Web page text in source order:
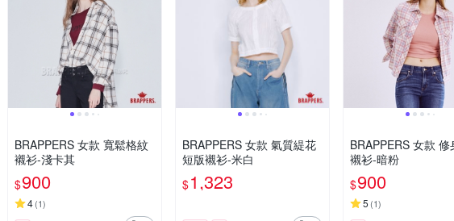
BRAPPERS 女款 寬鬆格紋
襯衫-淺卡其
$900
4(1)
BRAPPERS 女款 氣質緹花
短版襯衫-米白
$1,323
BRAPPERS 女款 修
襯衫-暗粉
$900
5 (1)